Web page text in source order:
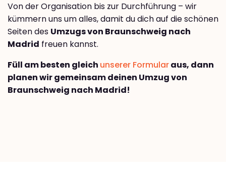
Von der Organisation bis zur Durchführung – wir
kümmern uns um alles, damit du dich auf die schönen
Seiten des Umzugs von Braunschweig nach
Madrid freuen kannst.
Füll am besten gleich unserer Formularaus, dann
planen wir gemeinsam deinen Umzug von
Braunschweig nach Madrid!